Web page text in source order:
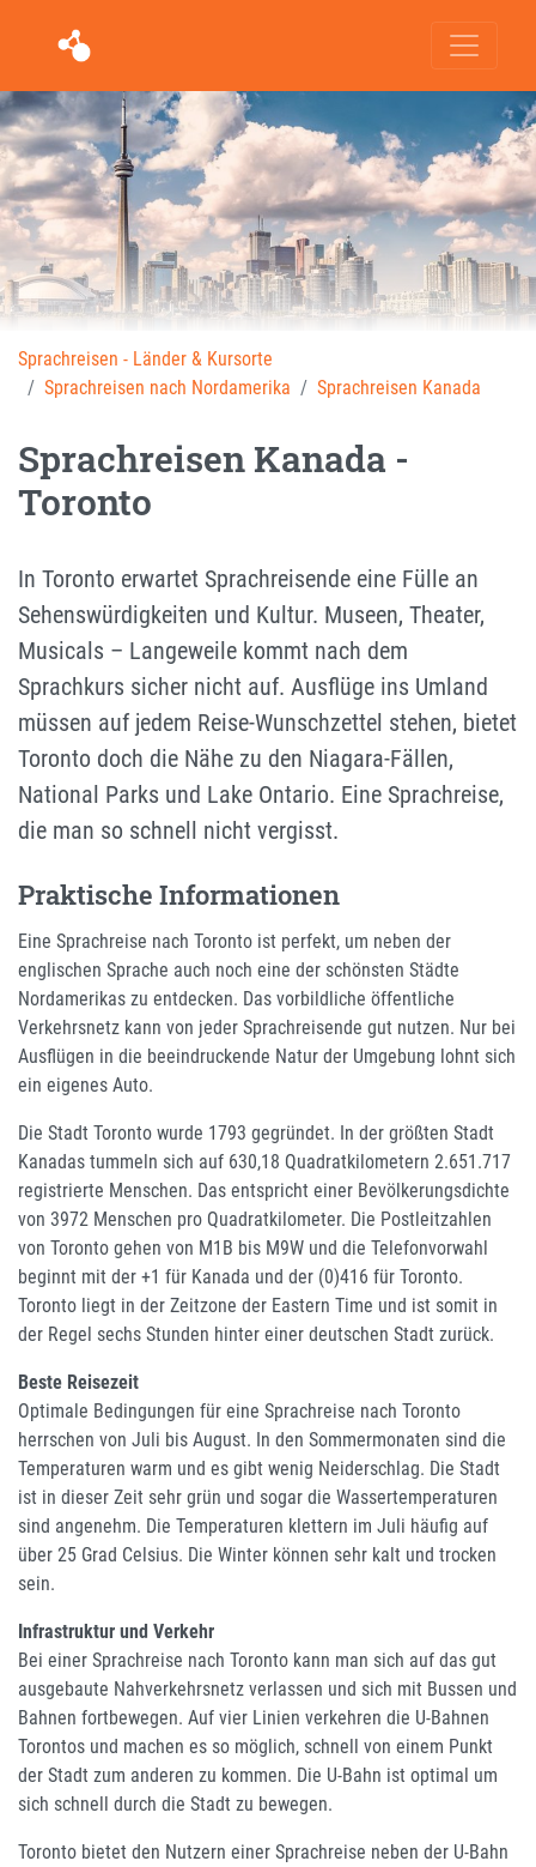
Sprachreisen - Länder & Kursorte
Sprachreisen nach Nordamerika
Sprachreisen Kanada
Sprachreisen Kanada -
Toronto
In Toronto erwartet Sprachreisende eine Fülle an
Sehenswürdigkeiten und Kultur. Museen, Theater,
Musicals – Langeweile kommt nach dem
Sprachkurs sicher nicht auf. Ausflüge ins Umland
müssen auf jedem Reise-Wunschzettel stehen, bietet
Toronto doch die Nähe zu den Niagara-Fällen,
National Parks und Lake Ontario. Eine Sprachreise,
die man so schnell nicht vergisst.
Praktische Informationen
Eine Sprachreise nach Toronto ist perfekt, um neben der
englischen Sprache auch noch eine der schönsten Städte
Nordamerikas zu entdecken. Das vorbildliche öffentliche
Verkehrsnetz kann von jeder Sprachreisende gut nutzen. Nur bei
Ausflügen in die beeindruckende Natur der Umgebung lohnt sich
ein eigenes Auto.
Die Stadt Toronto wurde 1793 gegründet. In der größten Stadt
Kanadas tummeln sich auf 630,18 Quadratkilometern 2.651.717
registrierte Menschen. Das entspricht einer Bevölkerungsdichte
von 3972 Menschen pro Quadratkilometer. Die Postleitzahlen
von Toronto gehen von M1B bis M9W und die Telefonvorwahl
beginnt mit der +1 für Kanada und der (0)416 für Toronto.
Toronto liegt in der Zeitzone der Eastern Time und ist somit in
der Regel sechs Stunden hinter einer deutschen Stadt zurück.
Beste Reisezeit
Optimale Bedingungen für eine Sprachreise nach Toronto
herrschen von Juli bis August. In den Sommermonaten sind die
Temperaturen warm und es gibt wenig Neiderschlag. Die Stadt
ist in dieser Zeit sehr grün und sogar die Wassertemperaturen
sind angenehm. Die Temperaturen klettern im Juli häufig auf
über 25 Grad Celsius. Die Winter können sehr kalt und trocken
sein.
Infrastruktur und Verkehr
Bei einer Sprachreise nach Toronto kann man sich auf das gut
ausgebaute Nahverkehrsnetz verlassen und sich mit Bussen und
Bahnen fortbewegen. Auf vier Linien verkehren die U-Bahnen
Torontos und machen es so möglich, schnell von einem Punkt
der Stadt zum anderen zu kommen. Die U-Bahn ist optimal um
sich schnell durch die Stadt zu bewegen.
Toronto bietet den Nutzern einer Sprachreise neben der U-Bahn